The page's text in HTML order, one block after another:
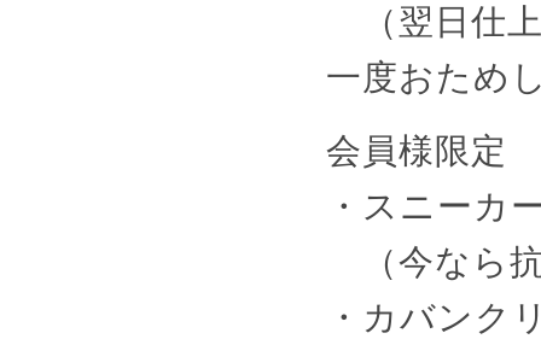
（翌日仕
一度おため
会員様限定
・スニーカ
（今なら
・カバン